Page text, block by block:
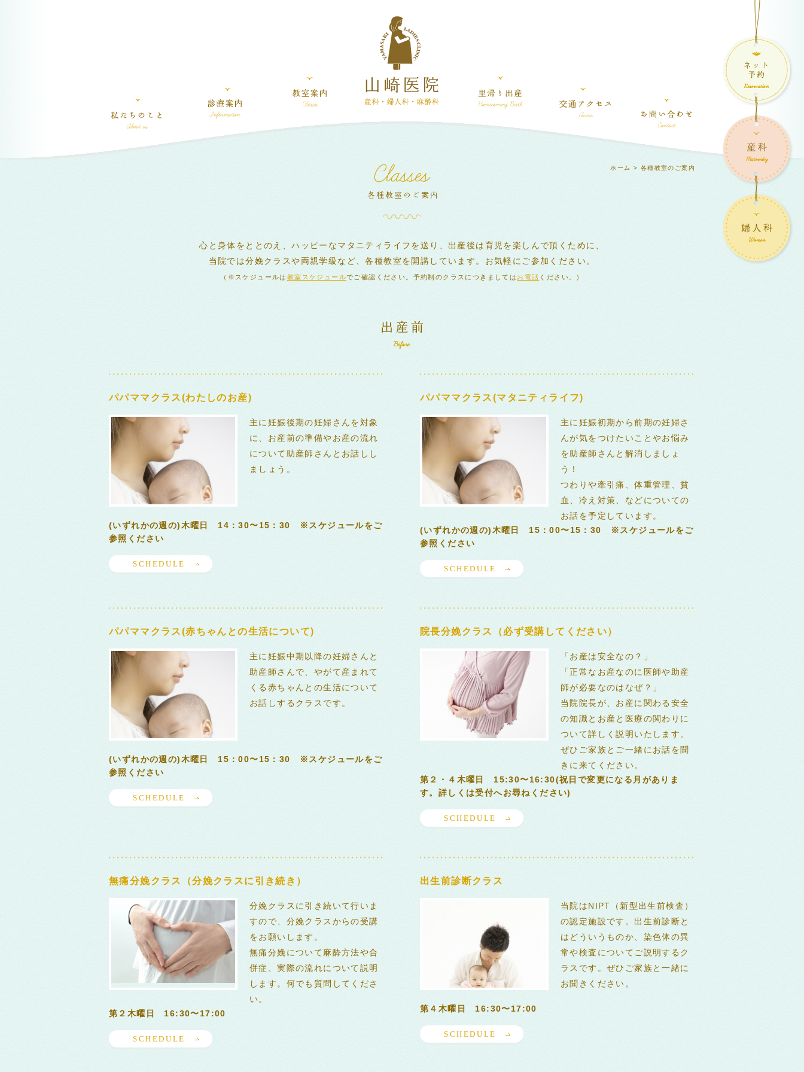
ホーム > 各種教室のご案内
心と身体をととのえ、ハッピーなマタニティライフを送り、出産後は育児を楽しんで頂くために、
当院では分娩クラスや両親学級など、各種教室を開講しています。お気軽にご参加ください。
（※スケジュールは 教室スケジュールでご確認ください。予約制のクラスにつきましては お電話 ください。）
パパママクラス(わたしのお産)
主に妊娠後期の妊婦さんを対象
に、お産前の準備やお産の流れ
について助産師さんとお話しし
ましょう。
(いずれかの週の)木曜日 14：30〜15：30 ※スケジュールをご
参照ください
SCHEDULE
パパママクラス(マタニティライフ)
主に妊娠初期から前期の妊婦さ
んが気をつけたいことやお悩み
を助産師さんと解消しましょ
う！
つわりや牽引痛、体重管理、貧
血、冷え対策、などについての
お話を予定しています。
(いずれかの週の)木曜日 15：00〜15：30 ※スケジュールをご
参照ください
SCHEDULE
パパママクラス(赤ちゃんとの生活について)
主に妊娠中期以降の妊婦さんと
助産師さんで、やがて産まれて
くる赤ちゃんとの生活について
お話しするクラスです。
(いずれかの週の)木曜日 15：00〜15：30 ※スケジュールをご
参照ください
SCHEDULE
院長分娩クラス（必ず受講してください）
「お産は安全なの？」
「正常なお産なのに医師や助産
師が必要なのはなぜ？」
当院院長が、お産に関わる安全
の知識とお産と医療の関わりに
ついて詳しく説明いたします。
ぜひご家族とご一緒にお話を聞
きに来てください。
第２・４木曜日 15:30〜16:30(祝日で変更になる月がありま
す。詳しくは受付へお尋ねください)
SCHEDULE
無痛分娩クラス（分娩クラスに引き続き）
分娩クラスに引き続いて行いま
すので、分娩クラスからの受講
をお願いします。
無痛分娩について麻酔方法や合
併症、実際の流れについて説明
します。何でも質問してくださ
い。
第２木曜日 16:30〜17:00
SCHEDULE
出生前診断クラス
当院はNIPT（新型出生前検査）
の認定施設です。出生前診断と
はどういうものか、染色体の異
常や検査についてご説明するク
ラスです。ぜひご家族と一緒に
お聞きください。
第４木曜日 16:30〜17:00
SCHEDULE